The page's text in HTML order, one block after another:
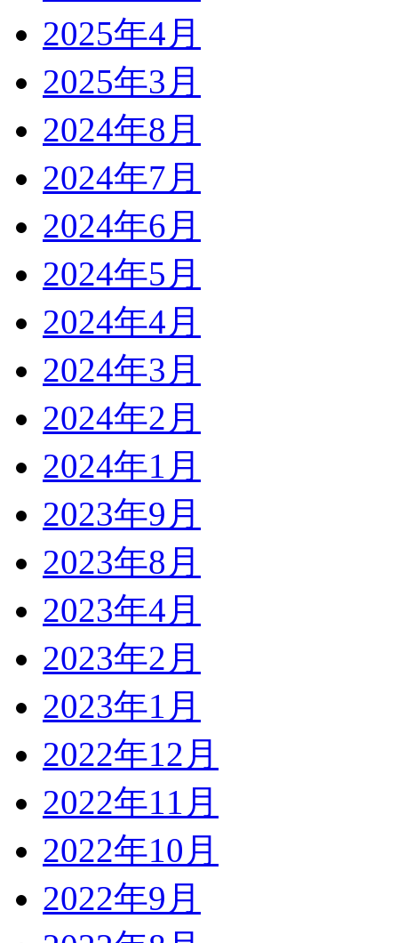
2025年4月
2025年3月
2024年8月
2024年7月
2024年6月
2024年5月
2024年4月
2024年3月
2024年2月
2024年1月
2023年9月
2023年8月
2023年4月
2023年2月
2023年1月
2022年12月
2022年11月
2022年10月
2022年9月